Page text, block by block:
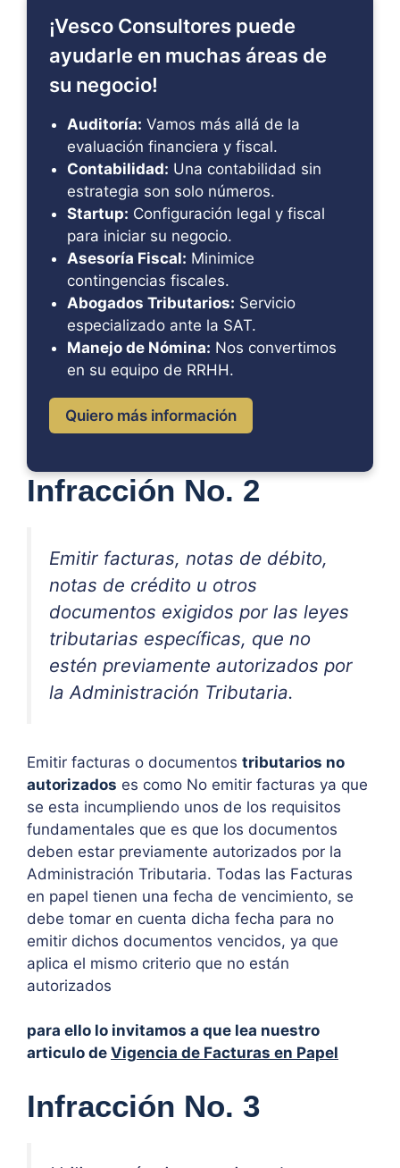
¡Vesco Consultores puede
ayudarle en muchas áreas de
su negocio!
Auditoría: Vamos más allá de la
evaluación financiera y fiscal.
Contabilidad: Una contabilidad sin
estrategia son solo números.
Startup: Configuración legal y fiscal
para iniciar su negocio.
Asesoría Fiscal: Minimice
contingencias fiscales.
Abogados Tributarios: Servicio
especializado ante la SAT.
Manejo de Nómina: Nos convertimos
en su equipo de RRHH.
Quiero más información
Infracción No. 2
Emitir facturas, notas de débito,
notas de crédito u otros
documentos exigidos por las leyes
tributarias específicas, que no
estén previamente autorizados por
la Administración Tributaria.
Emitir facturas o documentos tributarios no
autorizados es como No emitir facturas ya que
se esta incumpliendo unos de los requisitos
fundamentales que es que los documentos
deben estar previamente autorizados por la
Administración Tributaria. Todas las Facturas
en papel tienen una fecha de vencimiento, se
debe tomar en cuenta dicha fecha para no
emitir dichos documentos vencidos, ya que
aplica el mismo criterio que no están
autorizados
para ello lo invitamos a que lea nuestro
articulo de Vigencia de Facturas en Papel
Infracción No. 3